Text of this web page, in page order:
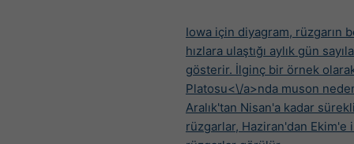
Iowa için diyagram, rüzgarın
hızlara ulaştığı aylık gün
gösterir. İlginç bir örnek
Platosu<\/a>nda muson
Aralık'tan Nisan'a kadar
rüzgarlar, Haziran'dan Ekim'e